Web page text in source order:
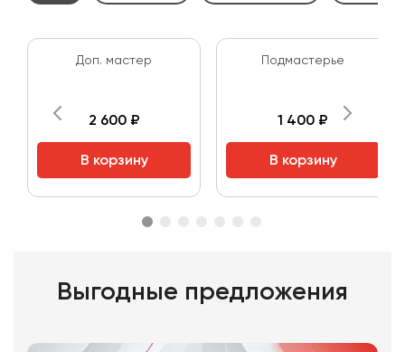
Доп. мастер
2 600 ₽
В корзину
Подмастерье
1 400 ₽
В корзину
Выгодные предложения